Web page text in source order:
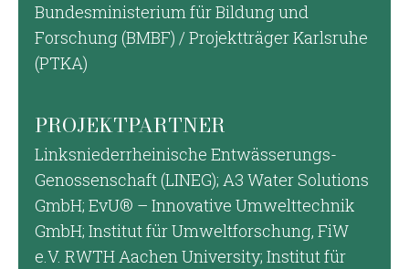
Bundesministerium für Bildung und
Forschung (BMBF) / Projektträger Karlsruhe
(PTKA)
PROJEKTPARTNER
Linksniederrheinische Entwässerungs-
Genossenschaft (LINEG); A3 Water Solutions
GmbH; EvU® – Innovative Umwelttechnik
GmbH; Institut für Umweltforschung, FiW
e.V. RWTH Aachen University; Institut für